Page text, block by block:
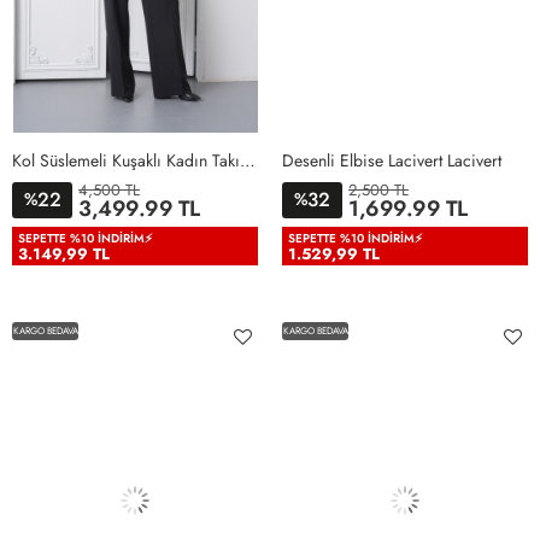
36 38 40 42 44
48
50
Kol Süslemeli Kuşaklı Kadın Takım Elbise Siyah Siyah
%22 4,500 TL
3,499.99 TL
SEPETTE %10 İNDIRIM⚡
3.149,99 TL
38 40 42 44 46
Desenli Elbise Lacivert Lacivert
%32 2,500 TL
1,699.99 TL
SEPETTE %10 İNDIRIM⚡
1.529,99 TL
KARGO BEDAVA KARGO BEDAVA